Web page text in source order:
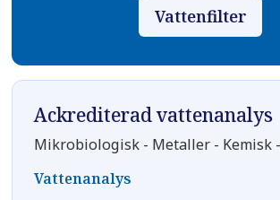
Vattenfilter
Ackrediterad vattenanalys
Mikrobiologisk - Metaller - Kemisk
Vattenanalys